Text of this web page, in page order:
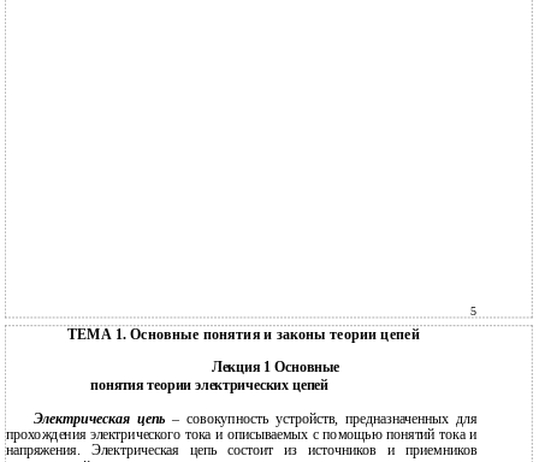
5
ТЕМА 1. Основные понятия и законы теории цепей
Лекция 1 Основные
понятия теории электрических цепей
Электрическая цепь– совокупность устройств, предназначенных для
прохождения электрического тока и описываемых с помощью понятий тока и
напряжения. Электрическая цепь состоит из источников и приемников